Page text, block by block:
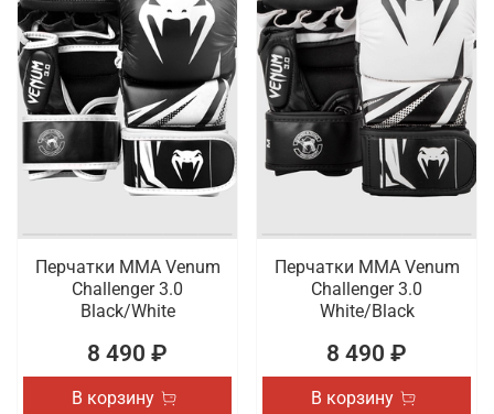
Перчатки ММА Venum
Challenger 3.0
Black/White
8 490 ₽
В корзину
Перчатки ММА Venum
Challenger 3.0
White/Black
8 490 ₽
В корзину